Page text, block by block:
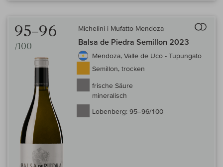
95–96
/100
Michelini i Mufatto Mendoza
Balsa de Piedra Semillon 2023
Mendoza, Valle de Uco - Tupungato
Semillon, trocken
frische Säure
mineralisch
Lobenberg: 95–96/100